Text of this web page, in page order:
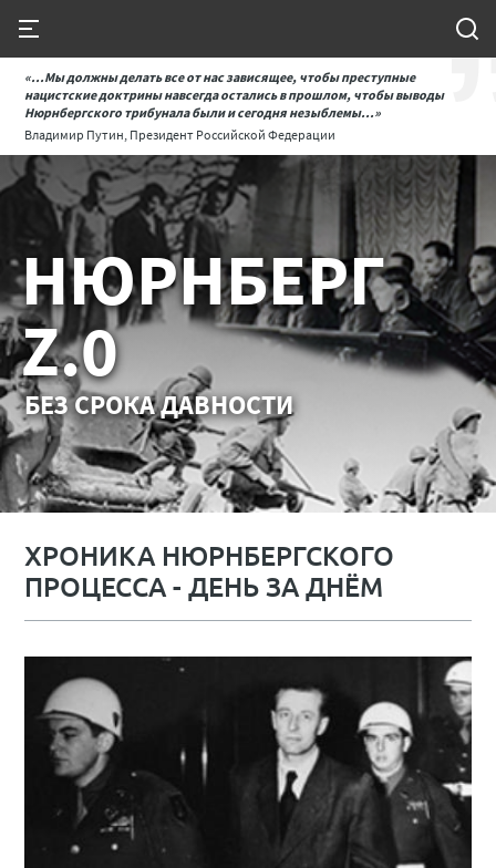
«...Мы должны делать все от нас зависящее, чтобы преступные
нацистские доктрины навсегда остались в прошлом, чтобы выводы
Нюрнбергского трибунала были и сегодня незыблемы...»
Владимир Путин, Президент Российской Федерации
НЮРНБЕРГ
Z.0
БЕЗ СРОКА ДАВНОСТИ
ХРОНИКА НЮРНБЕРГСКОГО
ПРОЦЕССА - ДЕНЬ ЗА ДНЁМ